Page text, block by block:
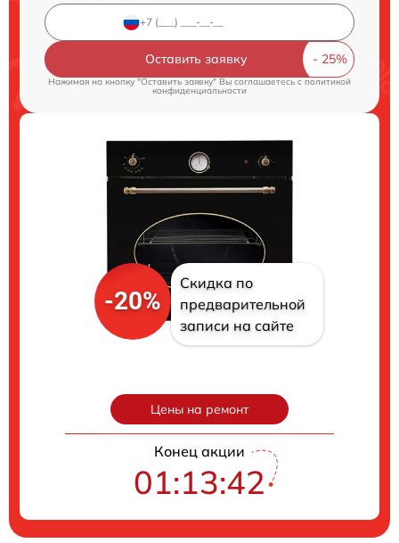
Оставить заявку
Нажимая на кнопку "Оставить заявку" Вы соглашаетесь cполитикой
конфиденциальности
-20%
Скидка по
предварительной
записи на сайте
Цены на ремонт
Конец акции
01:13:41